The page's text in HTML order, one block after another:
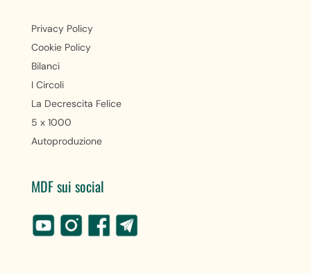
Privacy Policy
Cookie Policy
Bilanci
I Circoli
La Decrescita Felice
5 x 1000
Autoproduzione
MDF sui social